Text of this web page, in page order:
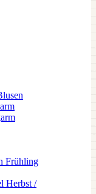
Frühling
Herbst /